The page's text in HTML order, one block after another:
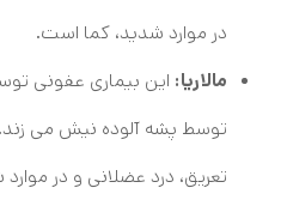
در موارد شدید، کما است.
مالاریا: این بیماری عفونی
توسط پشه آلوده نیش می زند.
تعریق، درد عضلانی و در